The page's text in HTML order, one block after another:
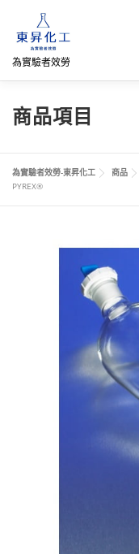
為實驗者效勞
首頁 關於我們
網路商店 直購專區
商品項目
為實驗者效勞-東昇化工 商品
PYREX®